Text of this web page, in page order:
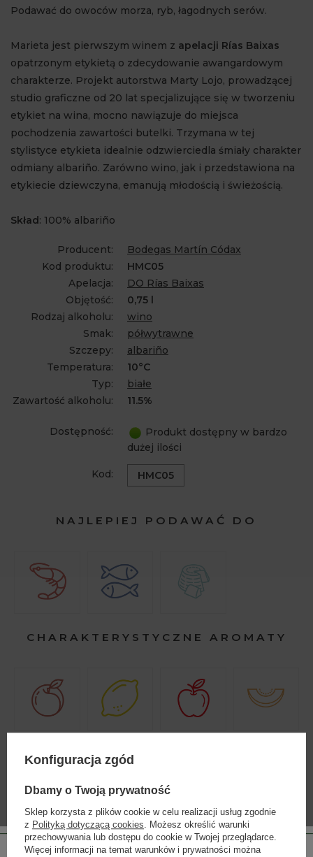
Podawać do owoców morza, ryb, łagodnych serów.
Marieta jest pierwszym winem z apelacji Rías Baixas
opatrzonym etykietą o zdecydowanie awangardowym
charakterze. Projekt autorstwa Marty Lojo, prowadzącej
studio graficzne od 20 lat specjalizujące się w tworzeniu
etykiet na wina, mocno nawiązuje do miejsca
pochodzenia zawartości butelki. Trzymana w tej
stylistyce etykieta idealnie odzwierciedla śmiały charakter
odmiany albariño. Zarówno wino, jak i przedstawiona na
etykiecie dziewczyna, emanują młodością i świeżością.
Skład: 100% albariño
Producent:
Bodegas Martín Códax
Kod produktu:
HMC05
Apelacja:
DO Rías Baixas
Objętość:
0,75 l
Rodzaj alkoholu:
wino
Smak:
półwytrawne
Szczepy:
albariño
Temperatura:
10°C
Typ:
białe
Zawartość alkoholu:
11.5%
Dostępność:
Produkt dostępny w bardzo
dużej ilości
Kod: HMC05
NAJLEPIEJ PODAWAĆ DO
CHARAKTERYSTYCZNE AROMATY
NAJLEPIEJ SMAKUJE
Oto zbiór dań, z którymi najlepiej smakuje wybrane wino
BODEGAS MARTÍN CÓDAX
Konfiguracja zgód
Dbamy o Twoją prywatność
Sklep korzysta z plików cookie w celu realizacji usług zgodnie
z Polityką dotyczącą cookies. Możesz określić warunki
przechowywania lub dostępu do cookie w Twojej przeglądarce.
Więcej informacji na temat warunków i prywatności można